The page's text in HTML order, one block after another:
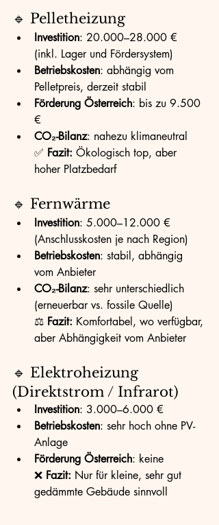
🔹 Pelletheizung
Investition: 20.000–28.000 €
(inkl. Lager und Fördersystem)
Betriebskosten: abhängig vom
Pelletpreis, derzeit stabil
Förderung Österreich: bis zu 9.500
€
CO₂-Bilanz: nahezu klimaneutral
✅ Fazit: Ökologisch top, aber
hoher Platzbedarf
🔹 Fernwärme
Investition: 5.000–12.000 €
(Anschlusskosten je nach Region)
Betriebskosten: stabil, abhängig
vom Anbieter
CO₂-Bilanz: sehr unterschiedlich
(erneuerbar vs. fossile Quelle)
⚖️ Fazit: Komfortabel, wo verfügbar,
aber Abhängigkeit vom Anbieter
🔹 Elektroheizung
(Direktstrom / Infrarot)
Investition: 3.000–6.000 €
Betriebskosten: sehr hoch ohne PV-
Anlage
Förderung Österreich: keine
❌ Fazit: Nur für kleine, sehr gut
gedämmte Gebäude sinnvoll